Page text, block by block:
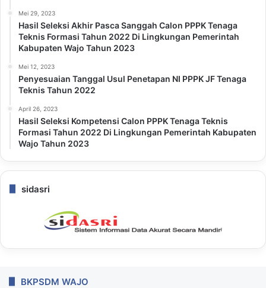
Mei 29, 2023
Hasil Seleksi Akhir Pasca Sanggah Calon PPPK Tenaga
Teknis Formasi Tahun 2022 Di Lingkungan Pemerintah
Kabupaten Wajo Tahun 2023
Mei 12, 2023
Penyesuaian Tanggal Usul Penetapan NI PPPK JF Tenaga
Teknis Tahun 2022
April 26, 2023
Hasil Seleksi Kompetensi Calon PPPK Tenaga Teknis
Formasi Tahun 2022 Di Lingkungan Pemerintah Kabupaten
Wajo Tahun 2023
sidasri
BKPSDM WAJO